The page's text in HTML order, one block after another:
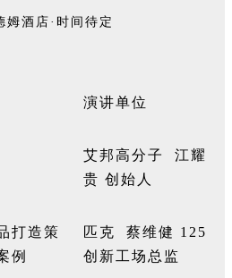
姆酒店·时间待定
演讲单位
艾邦高分子
江耀
贵 创始人
打造策
例
匹克 蔡维健 125
创新工场总监